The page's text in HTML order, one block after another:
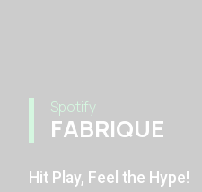
Spotify
FABRIQUE
Hit Play, Feel the Hype!